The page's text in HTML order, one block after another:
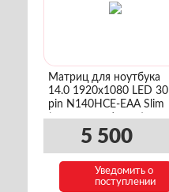
Матриц для ноутбука
14.0 1920x1080 LED 30
pin N140HCE-EAA Slim
(уши сверху/снизу)
5 500
Уведомить о
поступлении